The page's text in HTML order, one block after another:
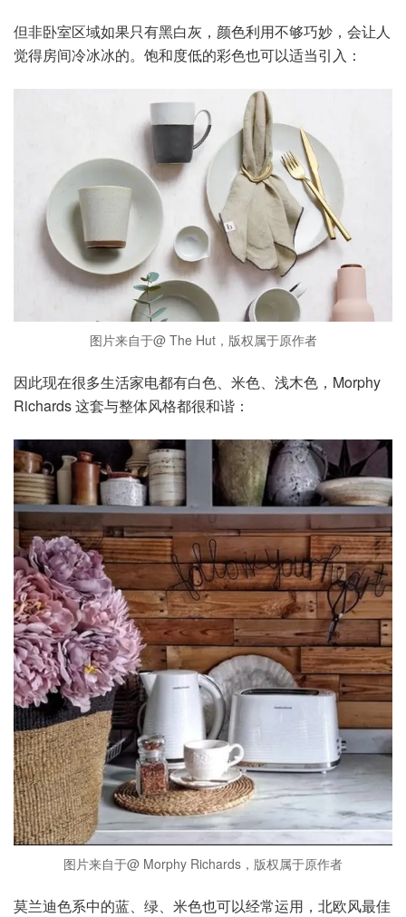
但非卧室区域如果只有黑白灰，颜色利用不够巧妙，会让人
觉得房间冷冰冰的。饱和度低的彩色也可以适当引入：
图片来自于@ The Hut，版权属于原作者
因此现在很多生活家电都有白色、米色、浅木色，Morphy
Richards 这套与整体风格都很和谐：
图片来自于@ Morphy Richards，版权属于原作者
莫兰迪色系中的蓝、绿、米色也可以经常运用，北欧风最佳